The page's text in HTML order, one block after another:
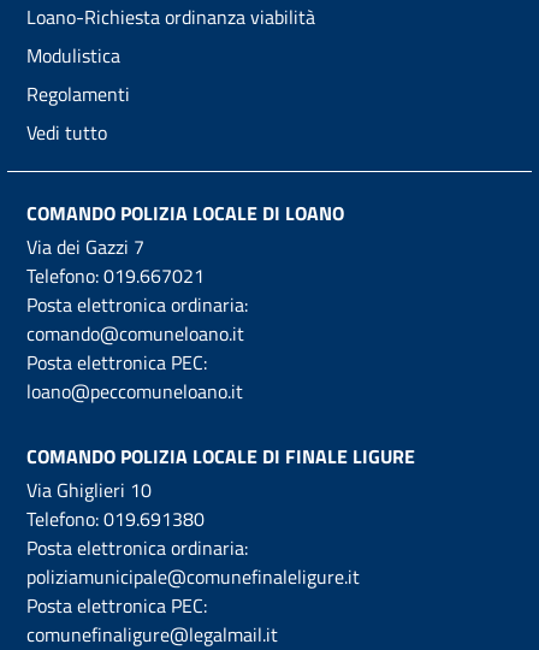
Loano-Richiesta ordinanza viabilità
Modulistica
Regolamenti
Vedi tutto
COMANDO POLIZIA LOCALE DI LOANO
Via dei Gazzi 7
Telefono:019.667021
Posta elettronica ordinaria:
comando@comuneloano.it
Posta elettronica PEC:
loano@peccomuneloano.it
COMANDO POLIZIA LOCALE DI FINALE LIGURE
Via Ghiglieri 10
Telefono:019.691380
Posta elettronica ordinaria:
poliziamunicipale@comunefinaleligure.it
Posta elettronica PEC:
comunefinaligure@legalmail.it